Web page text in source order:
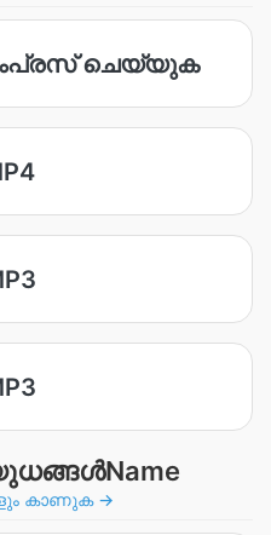
ചെയ്യുക
കാണുക →